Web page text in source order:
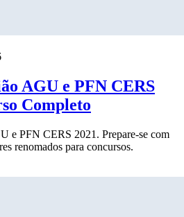
AGU e PFN CERS
Completo
e PFN CERS 2021. Prepare-se com
renomados para concursos.